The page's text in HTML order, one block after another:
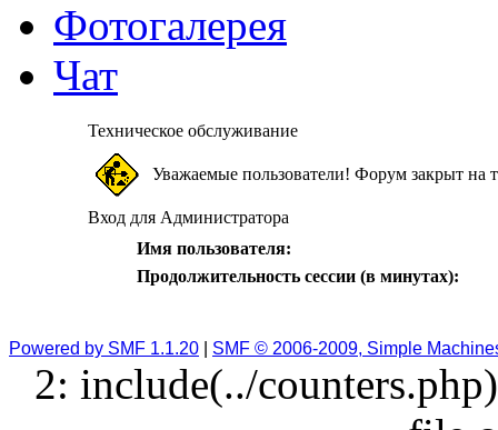
Фотогалерея
Чат
Техническое обслуживание
Уважаемые пользователи! Форум закрыт на
Вход для Администратора
Имя пользователя:
Продолжительность сессии (в минутах):
Powered by SMF 1.1.20 SMF © 2006-2009, Simple
2: include(../